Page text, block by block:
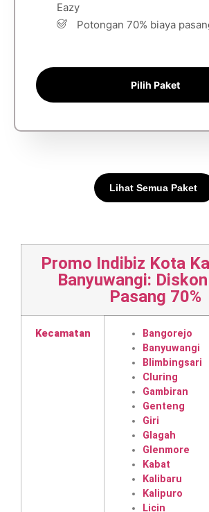
Eazy
Potongan 70% biaya
Pilih Paket
Lihat Semua Paket
Promo Indibiz Kota
Banyuwangi:
Pasang 70%
Kecamatan
Bangorejo
Banyuwangi
Blimbingsari
Cluring
Gambiran
Genteng
Giri
Glagah
Glenmore
Kabat
Kalibaru
Kalipuro
Licin